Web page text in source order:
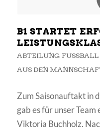
B1 STARTET
ABTEILUNG FUSSBALL
AUS DEN
Zum Saisonauftakt in
gab es für unser
Viktoria Buchholz.